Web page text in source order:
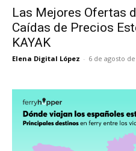
Las Mejores Ofertas
Caídas de Precios
KAYAK
Elena Digital López - 6 de agosto